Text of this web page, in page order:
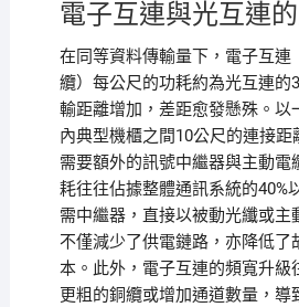
電子互連與光互連
在同等資料傳輸量下，電子互連
纜）每公尺的功耗約為光互連的
輸距離增加，差距愈發懸殊。以
內典型機櫃之間10公尺的連接
需要額外的訊號中繼器與主動電
耗往往佔據整體通訊系統的40%
需中繼器，直接以被動光纖或主
不僅減少了供電鏈路，亦降低了
本。此外，電子互連的頻寬升級
更粗的銅纜或增加通道數量，導